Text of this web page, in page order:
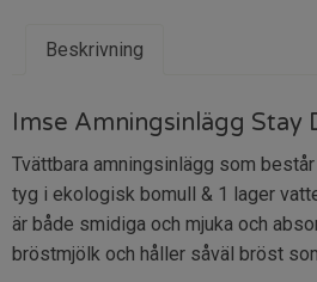
Beskrivning
Imse Amningsinlägg Stay
Tvättbara amningsinlägg som
tyg i ekologisk bomull & 1 lager
är både smidiga och mjuka och
bröstmjölk och håller såväl bröst